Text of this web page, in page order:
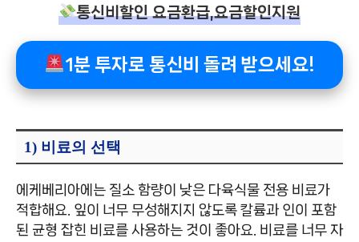
통신비할인 요금환급,요금할인지원
1분 투자로 통신비 돌려 받으세요!
1) 비료의 선택
에케베리아에는 질소 함량이 낮은 다육식물 전용 비료가
적합해요. 잎이 너무 무성해지지 않도록 칼륨과 인이 포함
된 균형 잡힌 비료를 사용하는 것이 좋아요. 비료를 너무 자